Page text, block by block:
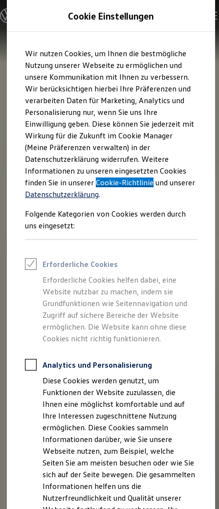
Hauptinhalt
springen
Footer
springen
Modelle & Konfigurator
Nutzfahrzeugkategorien entdecken
Modelle konfigurieren
Vorgängermodelle und Oldtimer
Vorgängermodelle
Oldtimer
Bulli Historie
Branchenlösungen & Gewerbekunden
Umbaulösungen und Hersteller finden
Auf- und Umbauten entdecken & konfigurieren
Groß- und Sonderkunden
Großkunden
Kommunen & Behörden
Journalisten
Sportvereine
Branchenlösungen
Bau & Handwerk
Gewerbliche Personenbeförderung
Service & mobile Werkstätten
Kurier, Logistik & Handel
Kühlfahrzeuge
Feuerwehr
ONE Business ID Vorteile
Fahrzeuge online kaufen
Digitaler Marktplatz
Kauf & Finanzierung
Online-Fahrzeugbewertung
Aktionen & Angebote
E-Auto-Förderung
Für Privatkunden
Für Gewerbekunden
Profi Paket
ProfiPartner für Gebrauchtwagen
Finanzierung
Für Privatkunden
Für Gewerbekunden
Leasing
Für Privatkunden
Für Gewerbekunden
Versicherungen & Garantien
Garantien
Kfz-Versicherung für Nutzfahrzeuge
Restschuldversicherung
Wartungsverträge
Besitzer & Service
Reparatur & Service
Sommer-Special
Reparatur, Pflege & Inspektion
Cookie Einstellungen
Wir nutzen Cookies, um Ihnen die bestmögliche
Nutzung unserer Webseite zu ermöglichen und
unsere Kommunikation mit Ihnen zu verbessern.
Wir berücksichtigen hierbei Ihre Präferenzen und
verarbeiten Daten für Marketing, Analytics und
Personalisierung nur, wenn Sie uns Ihre
Einwilligung geben. Diese können Sie jederzeit mit
Wirkung für die Zukunft im Cookie Manager
(Meine Präferenzen verwalten) in der
Datenschutzerklärung widerrufen. Weitere
Informationen zu unseren eingesetzten Cookies
finden Sie in unsererCookie-Richtlinie und unserer
Datenschutzerklärung.
Folgende Kategorien von Cookies werden durch
uns eingesetzt:
Erforderliche Cookies
Erforderliche Cookies helfen dabei, eine
Website nutzbar zu machen, indem sie
Grundfunktionen wie Seitennavigation und
Zugriff auf sichere Bereiche der Website
ermöglichen. Die Website kann ohne diese
Cookies nicht richtig funktionieren.
Analytics und Personalisierung
Diese Cookies werden genutzt, um
Funktionen der Website zuzulassen, die
Ihnen eine möglichst komfortable und auf
Ihre Interessen zugeschnittene Nutzung
ermöglichen. Diese Cookies sammeln
Informationen darüber, wie Sie unsere
Webseite nutzen, zum Beispiel, welche
Seiten Sie am meisten besuchen oder wie Sie
sich auf der Seite bewegen. Die gesammelten
Informationen helfen uns die
Nutzerfreundlichkeit und Qualität unserer